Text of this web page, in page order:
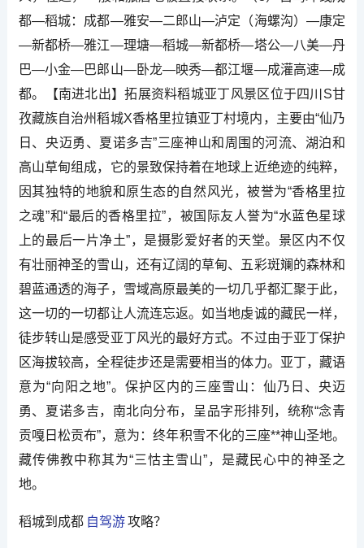
都―稻城：成都―雅安―二郎山―泸定（海螺沟）―康定
―新都桥―雅江―理塘―稻城―新都桥―塔公―八美―丹
巴―小金―巴郎山―卧龙―映秀―都江堰―成灌高速―成
都。【南进北出】拓展资料稻城亚丁风景区位于四川S甘
孜藏族自治州稻城X香格里拉镇亚丁村境内，主要由“仙乃
日、央迈勇、夏诺多吉”三座神山和周围的河流、湖泊和
高山草甸组成，它的景致保持着在地球上近绝迹的纯粹，
因其独特的地貌和原生态的自然风光，被誉为“香格里拉
之魂”和“最后的香格里拉”，被国际友人誉为“水蓝色星球
上的最后一片净土”，是摄影爱好者的天堂。景区内不仅
有壮丽神圣的雪山，还有辽阔的草甸、五彩斑斓的森林和
碧蓝通透的海子，雪域高原最美的一切几乎都汇聚于此，
这一切的一切都让人流连忘返。如当地虔诚的藏民一样，
徒步转山是感受亚丁风光的最好方式。不过由于亚丁保护
区海拔较高，全程徒步还是需要相当的体力。亚丁，藏语
意为“向阳之地”。保护区内的三座雪山：仙乃日、央迈
勇、夏诺多吉，南北向分布，呈品字形排列，统称“念青
贡嘎日松贡布”，意为：终年积雪不化的三座**神山圣地。
藏传佛教中称其为“三怙主雪山”，是藏民心中的神圣之
地。
稻城到成都 自驾游攻略？